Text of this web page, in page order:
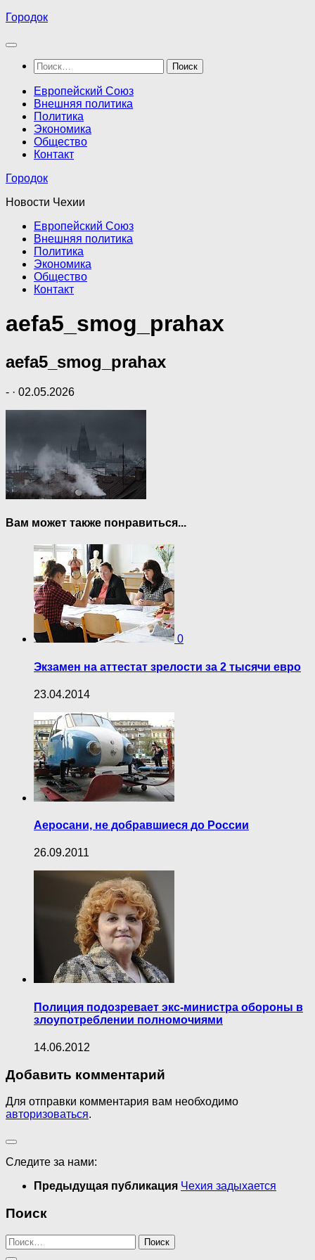
Перейти
содержимому
Городок
Найти:
Европейский Союз
Внешняя политика
Политика
Экономика
Общество
Контакт
Городок
Новости Чехии
Европейский Союз
Внешняя политика
Политика
Экономика
Общество
Контакт
aefa5_smog_prahax
aefa5_smog_prahax
- · 02.05.2026
Вам может также понравиться...
0
Экзамен на аттестат зрелости за 2 тысячи евро
23.04.2014
Аеросани, не добравшиеся до России
26.09.2011
Полиция подозревает экс-министра обороны в
злоупотреблении полномочиями
14.06.2012
Добавить комментарий
Для отправки комментария вам необходимо
авторизоваться.
Следите за нами:
Предыдущая публикация Чехия задыхается
Поиск
Найти: